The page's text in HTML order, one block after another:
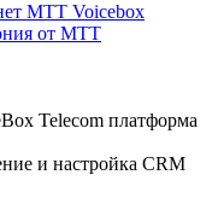
МТТ Voicebox
от МТТ
Telecom платформа
и настройка CRM